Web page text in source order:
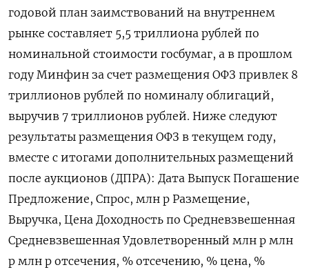
годовой план заимствований ​на внутреннем
рынке составляет 5,5 триллиона рублей по
номинальной стоимости госбумаг, а в прошлом
году Минфин за счет размещения ОФЗ привлек 8
триллионов рублей по номиналу облигаций,
выручив 7 триллионов рублей. Ниже следуют
результаты размещения ОФЗ в текущем году,
вместе с итогами дополнительных размещений
после аукционов (ДПРА): Дата Выпуск Погашение
Предложение, Спрос, млн р Размещение,
Выручка, Цена Доходность по Средневзвешенная
Средневзвешенная Удовлетворенный млн р млн
р млн р отсечения, % отсечению, % цена, %